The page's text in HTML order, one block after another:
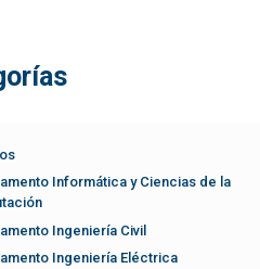
Informática y Ciencias de la
Ingeniería Civil
Ingeniería Eléctrica